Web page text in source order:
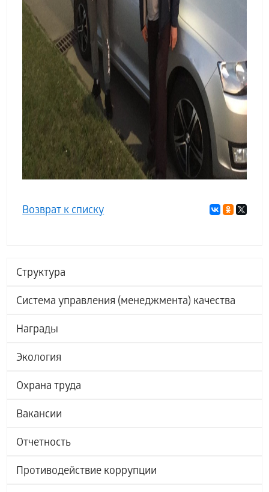
Структура
Система управления (менеджмента) качества
Награды
Экология
Охрана труда
Вакансии
Отчетность
Противодействие коррупции
Возврат к списку